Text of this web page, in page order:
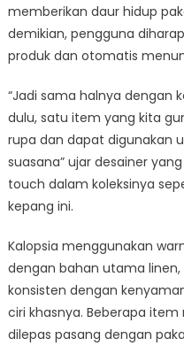
memberikan daur hidup
demikian, pengguna
produk dan otomatis
“Jadi sama halnya dengan
dulu, satu item yang kita
rupa dan dapat digunakan
suasana” ujar desainer
touch dalam koleksinya
kepang ini.
Kalopsia menggunakan
dengan bahan utama
konsisten dengan
ciri khasnya. Beberapa
dilepas pasang dengan